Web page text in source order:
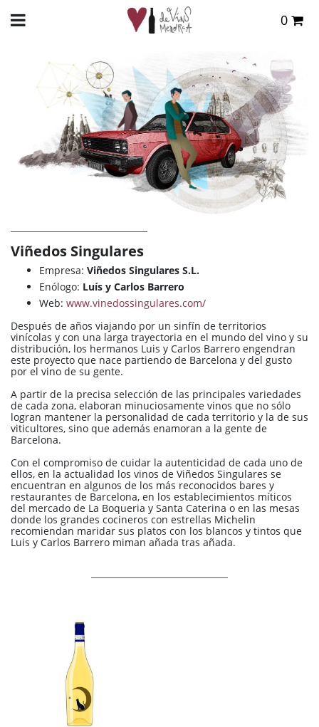
0
VER CESTA
Viñedos Singulares
Empresa: Viñedos Singulares S.L.
Enólogo: Luís y Carlos Barrero
Web: www.vinedossingulares.com/
Después de años viajando por un sinfín de territorios
vinícolas y con una larga trayectoria en el mundo del vino y su
distribución, los hermanos Luis y Carlos Barrero engendran
este proyecto que nace partiendo de Barcelona y del gusto
por el vino de su gente.
A partir de la precisa selección de las principales variedades
de cada zona, elaboran minuciosamente vinos que no sólo
logran mantener la personalidad de cada territorio y la de sus
viticultores, sino que además enamoran a la gente de
Barcelona.
Con el compromiso de cuidar la autenticidad de cada uno de
ellos, en la actualidad los vinos de Viñedos Singulares se
encuentran en algunos de los más reconocidos bares y
restaurantes de Barcelona, en los establecimientos míticos
del mercado de La Boqueria y Santa Caterina o en las mesas
donde los grandes cocineros con estrellas Michelin
recomiendan maridar sus platos con los blancos y tintos que
Luis y Carlos Barrero miman añada tras añada.